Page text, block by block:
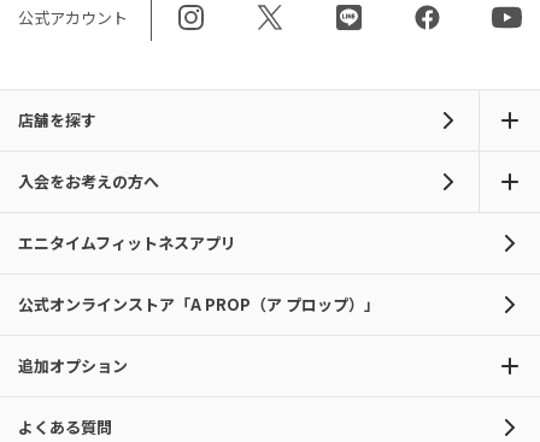
公式アカウント
店舗を探す
入会をお考えの方へ
エニタイムフィットネスアプリ
公式オンラインストア「A PROP（ア プロップ）」
追加オプション
よくある質問